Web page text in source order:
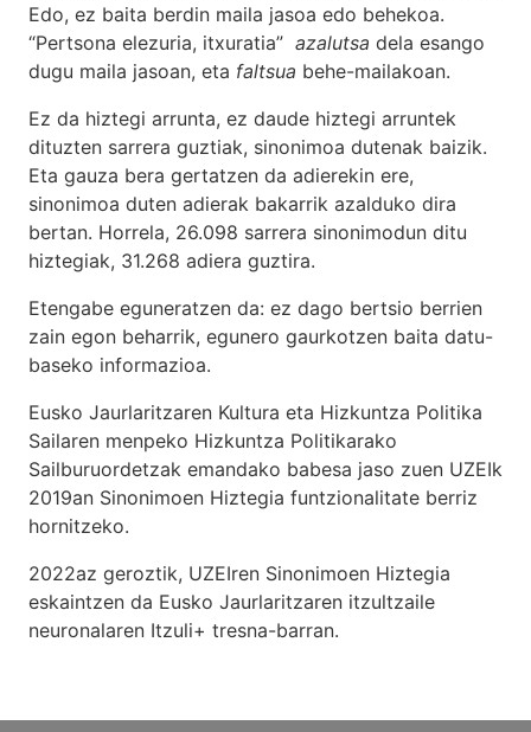
Edo, ez baita berdin maila jasoa edo behekoa.
“Pertsona elezuria, itxuratia” azalutsa dela esango
dugu maila jasoan, eta faltsua behe-mailakoan.
Ez da hiztegi arrunta, ez daude hiztegi arruntek
dituzten sarrera guztiak, sinonimoa dutenak baizik.
Eta gauza bera gertatzen da adierekin ere,
sinonimoa duten adierak bakarrik azalduko dira
bertan. Horrela, 26.098 sarrera sinonimodun ditu
hiztegiak, 31.268 adiera guztira.
Etengabe eguneratzen da: ez dago bertsio berrien
zain egon beharrik, egunero gaurkotzen baita datu-
baseko informazioa.
Eusko Jaurlaritzaren Kultura eta Hizkuntza Politika
Sailaren menpeko Hizkuntza Politikarako
Sailburuordetzak emandako babesa jaso zuen UZEIk
2019an Sinonimoen Hiztegia funtzionalitate berriz
hornitzeko.
2022az geroztik, UZEIren Sinonimoen Hiztegia
eskaintzen da Eusko Jaurlaritzaren itzultzaile
neuronalaren Itzuli+ tresna-barran.